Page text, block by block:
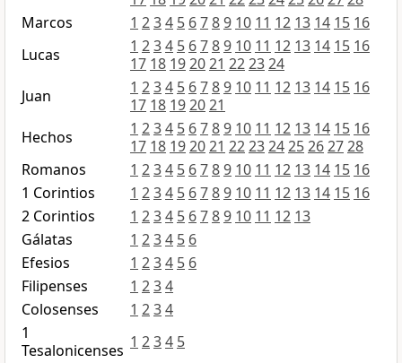
Marcos
1 234 5 6789 10 11 12 13 14 15 16
Lucas
1 234 5 6789 10 11 12 13 14 15 16
17 18 192021 222324
Juan
1 234 5 6789 10 11 12 13 14 15 16
17 18 192021
Hechos
1 234 5 6789 10 11 12 13 14 15 16
17 18 192021 22232425262728
Romanos
1 234 5 6789 10 11 12 13 14 15 16
1 Corintios
1 234 5 6789 10 11 12 13 14 15 16
2 Corintios
1 234 5 6789 10 11 12 13
Gálatas
1 234 5 6
Efesios
1 234 5 6
Filipenses
1 234
Colosenses
1 234
1
Tesalonicenses 1 234 5